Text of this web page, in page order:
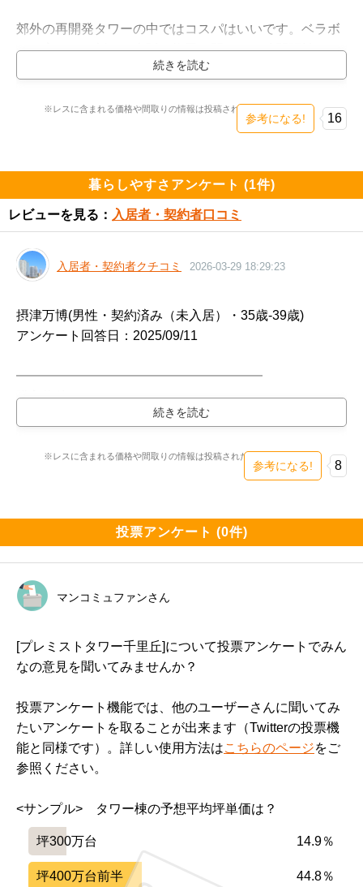
郊外の再開発タワーの中ではコスパはいいです。ベラボ
ーに高くない割には大阪（梅田）駅までの時間距離はそ
ここよりも確実に高いと思いますが梅田までの所要時間
違いありませんし。
そう考えると、悪い選択ではないのですよ。ただ、中古
にまで目を向けると選択肢は多くあります。
このマンションを選ぶ上で、アドレスが難点だと思うの
がクリアするのであれば、このマンションを選んでいい
かと思います。
転売には向かないとは思いますが、余裕のある家庭にと
参考になる! 16
※レスに含まれる価格や間取りの情報は投稿された時点のものです。
暮らしやすさアンケート (1件)
レビューを見る： 入居者・契約者口コミ
入居者・契約者クチコミ 2026-03-29 18:29:23
摂津万博(男性・契約済み（未入居）・35歳-39歳)
アンケート回答日：2025/09/11
━━━━━━━━━━━━━━━━━━━
購入物件
━━━━━━━━━━━━━━━━━━━
検討スレ：https://www.e-mansion.co.jp/bbs/th...
https://www.e-mansion.co.jp/bbs/th...
━━━━━━━━━━━━━━━━━━━
住まい環境について良い点、気になる点
Pグレードの仕様は標準でもかなり良いものが揃ってい
ます。
(フィオレストーン、タッチレス水栓等)
オプションで追加可能です。
天井高も高く、二重床・二重天井を採用しており、見え
ないところでもコストをかけているように感じます。
個別宅配ボックスがある為、下の階から重たいものなど
間取りはプランによっては柱が目立つため、好みが別れ
参考になる! 8
※レスに含まれる価格や間取りの情報は投稿された時点のものです。
投票アンケート (0件)
マンコミュファンさん
[プレミストタワー千里丘]について投票アンケートでみん
なの意見を聞いてみませんか？
投票アンケート機能では、他のユーザーさんに聞いてみ
たいアンケートを取ることが出来ます（Twitterの投票機
能と同様です）。詳しい使用方法はこちらのページをご
参照ください。
<サンプル>　タワー棟の予想平均坪単価は？
坪300万台 14.9％
坪400万台前半 44.8％